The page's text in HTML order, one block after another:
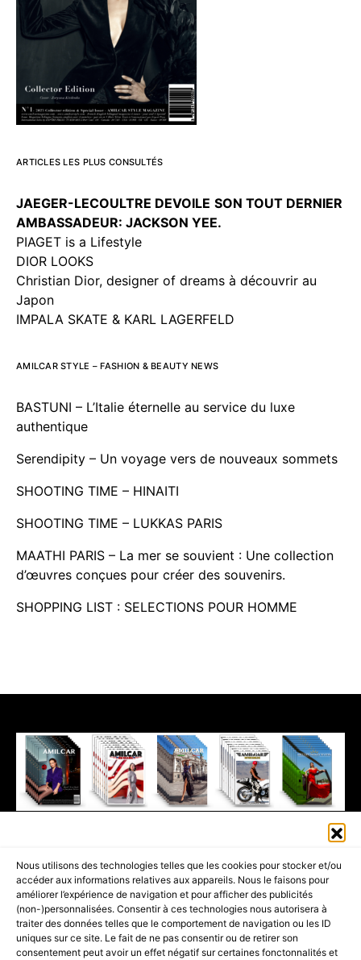
Nous utilisons des technologies telles que les cookies pour stocker et/ou
accéder aux informations relatives aux appareils. Nous le faisons pour
améliorer l’expérience de navigation et pour afficher des publicités
(non-)personnalisées. Consentir à ces technologies nous autorisera à
traiter des données telles que le comportement de navigation ou les ID
uniques sur ce site. Le fait de ne pas consentir ou de retirer son
consentement peut avoir un effet négatif sur certaines fonctonnalités et
ARTICLES LES PLUS CONSULTÉS
JAEGER-LECOULTRE DEVOILE SON TOUT DERNIER
AMBASSADEUR: JACKSON YEE.
PIAGET is a Lifestyle
DIOR LOOKS
Christian Dior, designer of dreams à découvrir au
Japon
IMPALA SKATE & KARL LAGERFELD
AMILCAR STYLE – FASHION & BEAUTY NEWS
BASTUNI – L’Italie éternelle au service du luxe
authentique
Serendipity – Un voyage vers de nouveaux sommets
SHOOTING TIME – HINAITI
SHOOTING TIME – LUKKAS PARIS
MAATHI PARIS – La mer se souvient : Une collection
d’œuvres conçues pour créer des souvenirs.
SHOPPING LIST : SELECTIONS POUR HOMME
PART OF THEAMILCAR MAGAZINE GROUP.EDITOR - ADVERTISING
AGENCE MEDIANE.
ACCUEIL BEST OF LUXE
35 MAGAZINES
SHOPPING & CONCIERGERIE
Voyages Contact